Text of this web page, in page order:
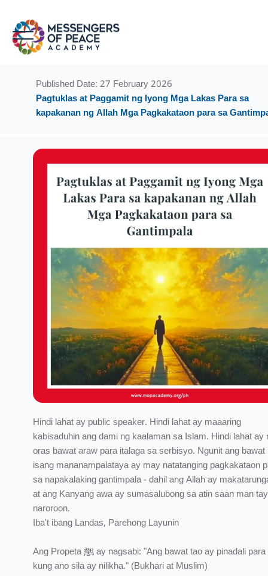
Blocks
BlocksPublished Date: 27 February 2026
Pagtuklas at Paggamit ng Iyong Mga Lakas Para sa
kapakanan ng Allah Mga Pagkakataon para sa
Hindi lahat ay public speaker. Hindi lahat ay maaaring
kabisaduhin ang dami ng kaalaman sa Islam. Hindi lahat
oras bawat araw para italaga sa serbisyo. Ngunit ang bawat
isang mananampalataya ay may natatanging pagkakataon
sa napakalaking gantimpala - dahil ang Allah ay
at ang Kanyang awa ay sumasalubong sa atin saan man
naroroon.
Iba't ibang Landas, Parehong Layunin
Ang Propeta ﷺ ay nagsabi: "Ang bawat tao ay pinadali para sa
kung ano sila ay nilikha." (Bukhari at Muslim)